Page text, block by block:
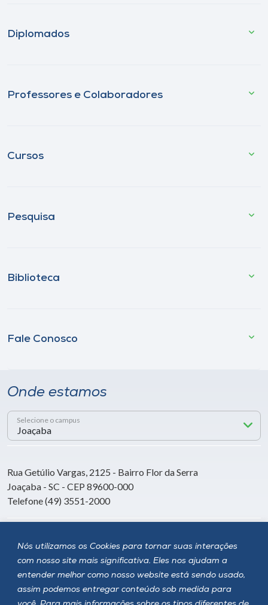
Nós utilizamos os Cookies para tornar suas interações
com nosso site mais significativa. Eles nos ajudam a
entender melhor como nosso website está sendo usado,
assim podemos entregar conteúdo sob medida para
Diplomados
Professores e Colaboradores
Cursos
Pesquisa
Biblioteca
Fale Conosco
Onde estamos
Selecione o campus
Rua Getúlio Vargas, 2125 - Bairro Flor da Serra
Joaçaba - SC - CEP 89600-000
Telefone (49) 3551-2000
Siga a Unoesc